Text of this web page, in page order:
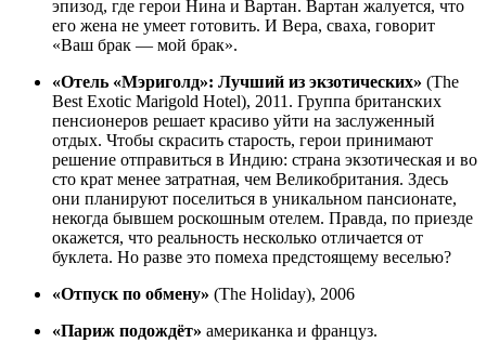
эпизод, где герои Нина и Вартан. Вартан жалуется, что
его жена не умеет готовить. И Вера, сваха, говорит
«Ваш брак — мой брак».
«Отель «Мэриголд»: Лучший из экзотических» (The
Best Exotic Marigold Hotel), 2011. Группа британских
пенсионеров решает красиво уйти на заслуженный
отдых. Чтобы скрасить старость, герои принимают
решение отправиться в Индию: страна экзотическая и во
сто крат менее затратная, чем Великобритания. Здесь
они планируют поселиться в уникальном пансионате,
некогда бывшем роскошным отелем. Правда, по приезде
окажется, что реальность несколько отличается от
буклета. Но разве это помеха предстоящему веселью?
«Отпуск по обмену» (The Holiday), 2006
«Париж подождёт» американка и француз.